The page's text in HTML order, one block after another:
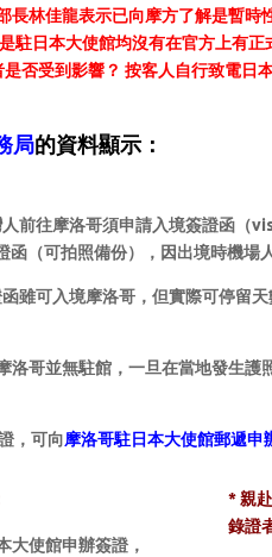
長林佳龍表示已向摩方了解是暫時
駐日本大使館均沒有在官方上有正
是否受到影響？按客人自行致電日
局的資料顯示：
人前往摩洛哥須申請入境簽證函（
函（可拍照備份），因出境時機場
雖可入境摩洛哥，但實際可停留
洛哥並無駐館，一旦在當地發生
，可向摩洛哥駐日本大使館郵遞申
大使館申辦簽證，
* 親
錄證